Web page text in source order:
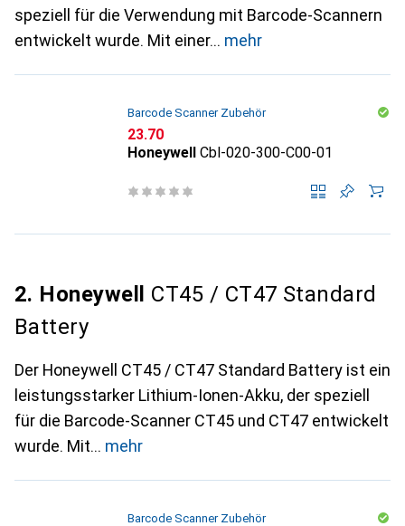
speziell für die Verwendung mit Barcode-Scannern
entwickelt wurde. Mit einer
mehr
Barcode Scanner Zubehör
CHF
23.70
Honeywell Cbl-020-300-C00-01
2. Honeywell
CT45 / CT47 Standard
Battery
Der Honeywell CT45 / CT47 Standard Battery ist ein
leistungsstarker Lithium-Ionen-Akku, der speziell
für die Barcode-Scanner CT45 und CT47 entwickelt
wurde. Mit
mehr
Barcode Scanner Zubehör